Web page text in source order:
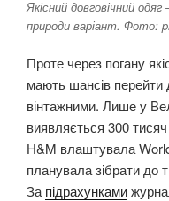
Якісний довговічний
природи варіант. Фото:
Проте через погану
мають шансів перейти
вінтажними. Лише у
виявляється 300
H&M влаштувала
планувала зібрати до
За підрахунками